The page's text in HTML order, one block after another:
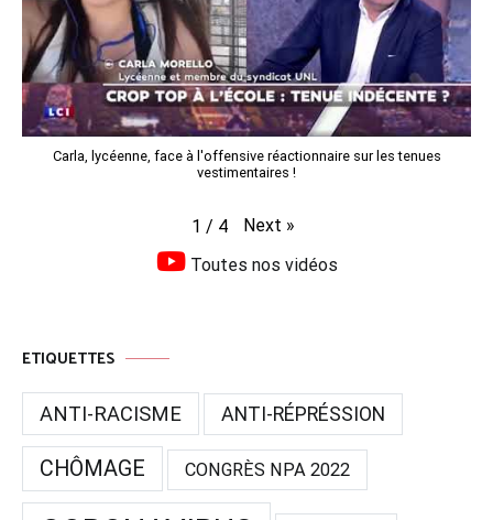
Carla, lycéenne, face à l'offensive réactionnaire sur les tenues
vestimentaires !
1 / 4 Next »
Toutes nos vidéos
ETIQUETTES
ANTI-RACISME ANTI-RÉPRÉSSION
CHÔMAGE CONGRÈS NPA 2022